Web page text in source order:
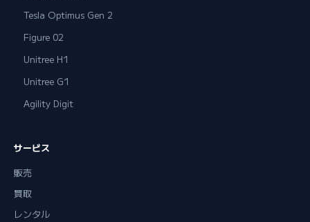
Tesla Optimus Gen 2
Figure 02
Unitree H1
Unitree G1
Agility Digit
サービス
販売
買取
レンタル